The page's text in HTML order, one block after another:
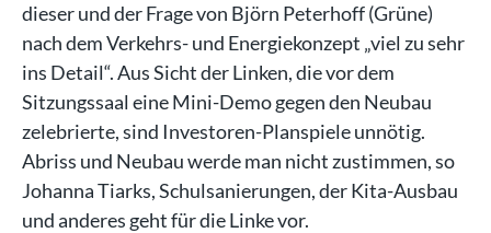
dieser und der Frage von Björn Peterhoff (Grüne)
nach dem Verkehrs- und Energiekonzept „viel zu sehr
ins Detail“. Aus Sicht der Linken, die vor dem
Sitzungssaal eine Mini-Demo gegen den Neubau
zelebrierte, sind Investoren-Planspiele unnötig.
Abriss und Neubau werde man nicht zustimmen, so
Johanna Tiarks, Schulsanierungen, der Kita-Ausbau
und anderes geht für die Linke vor.